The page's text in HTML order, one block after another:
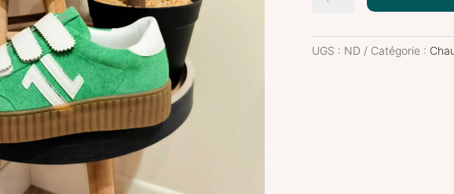
CL96
UGS : ND Catégorie :